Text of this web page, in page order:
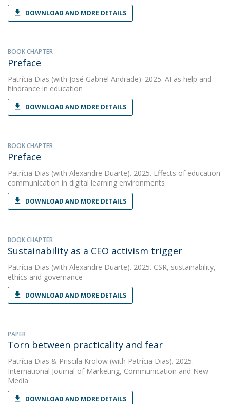
DOWNLOAD AND MORE DETAILS
BOOK CHAPTER
Preface
Patrícia Dias (with José Gabriel Andrade). 2025. AI as help and
hindrance in education
DOWNLOAD AND MORE DETAILS
BOOK CHAPTER
Preface
Patrícia Dias (with Alexandre Duarte). 2025. Effects of education
communication in digital learning environments
DOWNLOAD AND MORE DETAILS
BOOK CHAPTER
Sustainability as a CEO activism trigger
Patrícia Dias (with Alexandre Duarte). 2025. CSR, sustainability,
ethics and governance
DOWNLOAD AND MORE DETAILS
PAPER
Torn between practicality and fear
Patrícia Dias & Priscila Krolow (with Patrícia Dias). 2025.
International Journal of Marketing, Communication and New
Media
DOWNLOAD AND MORE DETAILS